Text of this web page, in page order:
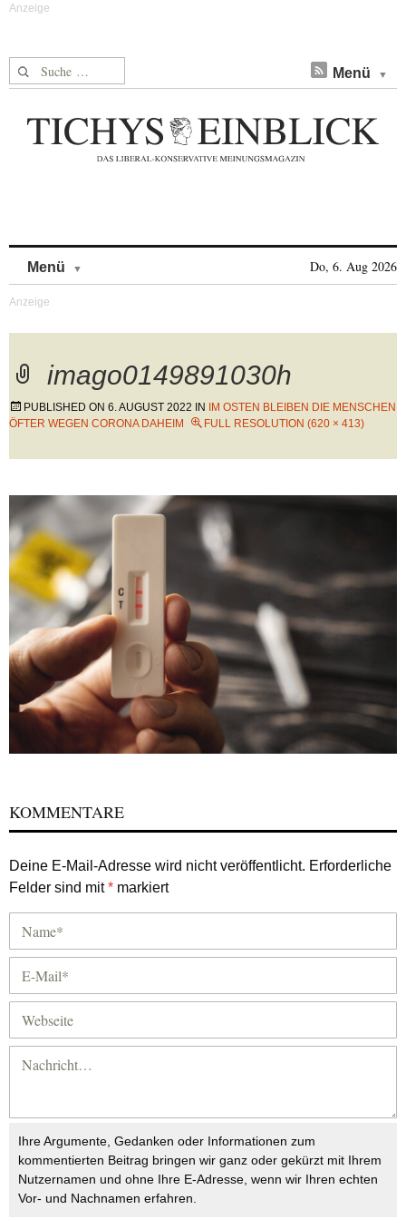
Suche nach: Menü
Menü Do, 6. Aug 2026
imago0149891030h
PUBLISHED ON 6. AUGUST 2022 IN
IM OSTEN BLEIBEN DIE MENSCHEN
ÖFTER WEGEN CORONA DAHEIM
FULL RESOLUTION (620 × 413)
KOMMENTARE
Deine E-Mail-Adresse wird nicht veröffentlicht. Erforderliche
Felder sind mit* markiert
Ihre Argumente, Gedanken oder Informationen zum
kommentierten Beitrag bringen wir ganz oder gekürzt mit Ihrem
Nutzernamen und ohne Ihre E-Adresse, wenn wir Ihren echten
Vor- und Nachnamen erfahren.